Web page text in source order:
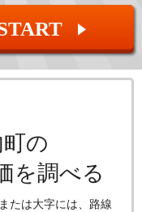
▲
の
を調べる
たは大字には、路線